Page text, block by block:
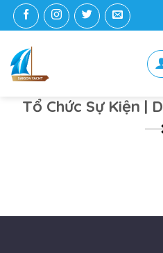
Skip
Tổ Chức Sự Kiện |